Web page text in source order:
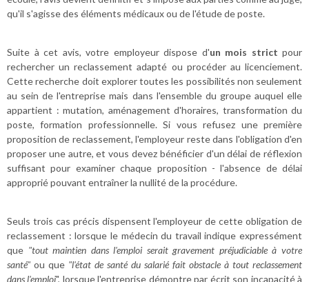
qu'il s'agisse des éléments médicaux ou de l'étude de poste.
Suite à cet avis, votre employeur dispose d'un mois strict pour
rechercher un reclassement adapté ou procéder au licenciement.
Cette recherche doit explorer toutes les possibilités non seulement
au sein de l'entreprise mais dans l'ensemble du groupe auquel elle
appartient : mutation, aménagement d'horaires, transformation du
poste, formation professionnelle. Si vous refusez une première
proposition de reclassement, l'employeur reste dans l'obligation d'en
proposer une autre, et vous devez bénéficier d'un délai de réflexion
suffisant pour examiner chaque proposition - l'absence de délai
approprié pouvant entraîner la nullité de la procédure.
Seuls trois cas précis dispensent l'employeur de cette obligation de
reclassement : lorsque le médecin du travail indique expressément
que "tout maintien dans l'emploi serait gravement préjudiciable à votre
santé" ou que "l'état de santé du salarié fait obstacle à tout reclassement
dans l'emploi", lorsque l'entreprise démontre par écrit son incapacité à